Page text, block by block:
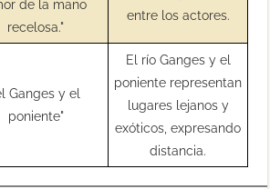
de la mano
recelosa."
entre los actores.
Ganges y el
poniente"
El río Ganges y el
poniente representan
lugares lejanos y
exóticos, expresando
distancia.